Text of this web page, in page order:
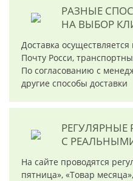
РАЗНЫЕ
НА ВЫБОР
Доставка
Почту Росси,
По согласованию с
другие способы доставки
С
На сайте проводятся
пятница», «Товар